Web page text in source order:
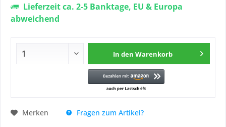
Lieferzeit ca. 2-5 Banktage, EU & Europa
abweichend
In den Warenkorb
Merken
Fragen zum Artikel?